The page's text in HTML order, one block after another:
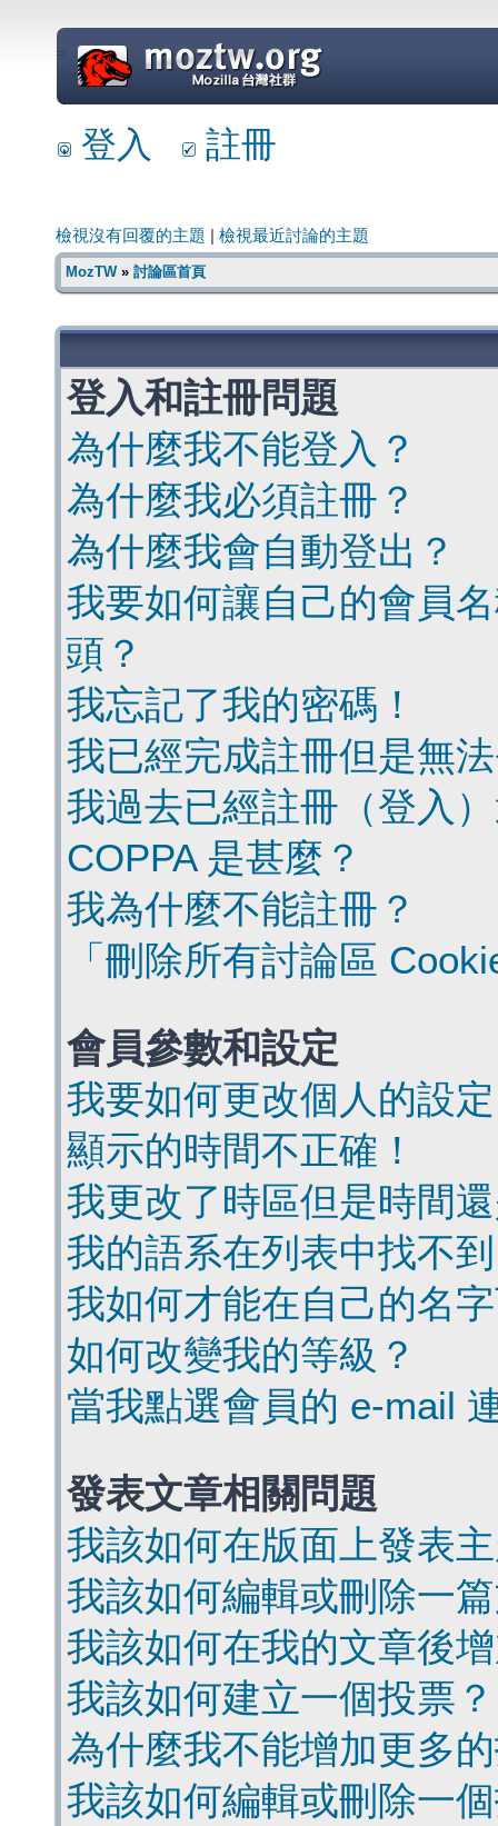
=
登入 註冊
檢視沒有回覆的主題 檢視最近討論的主題
MozTW» 討論區首頁
登入和註冊問題
為什麼我不能登入？
為什麼我必須註冊？
為什麼我會自動登出？
我要如何讓自己的會員
頭？
我忘記了我的密碼！
我已經完成註冊但是無
我過去已經註冊（登入
COPPA 是甚麼？
我為什麼不能註冊？
「刪除所有討論區
會員參數和設定
我要如何更改個人的設
顯示的時間不正確！
我更改了時區但是時間
我的語系在列表中找不
我如何才能在自己的名
如何改變我的等級？
當我點選會員的 e-mail
發表文章相關問題
我該如何在版面上發表
我該如何編輯或刪除一
我該如何在我的文章後
我該如何建立一個投票？
為什麼我不能增加更多
我該如何編輯或刪除一